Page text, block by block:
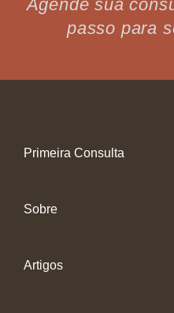
Agende sua
passo para
Primeira Consulta
Sobre
Artigos